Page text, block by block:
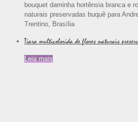
bouquet daminha hortênsia branca e
naturais preservadas buquê para
Trentino, Brasília
Tiara multicolorida de flores naturais
Leia mais